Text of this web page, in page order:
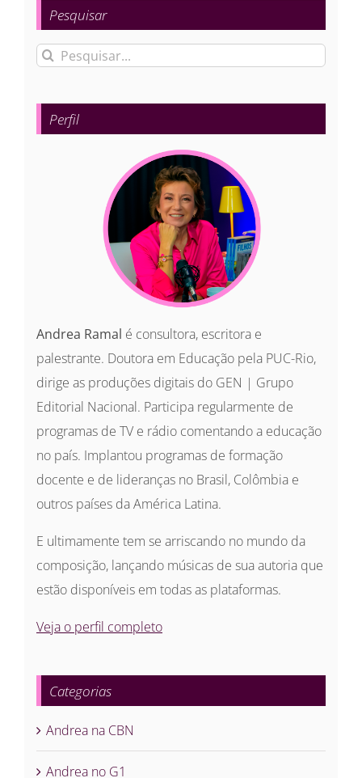
Pesquisar
Buscar
para:
Perfil
Andrea Ramal é consultora, escritora e
palestrante. Doutora em Educação pela PUC-Rio,
dirige as produções digitais do GEN | Grupo
Editorial Nacional. Participa regularmente de
programas de TV e rádio comentando a educação
no país. Implantou programas de formação
docente e de lideranças no Brasil, Colômbia e
outros países da América Latina.
E ultimamente tem se arriscando no mundo da
composição, lançando músicas de sua autoria que
estão disponíveis em todas as plataformas.
Veja o perfil completo
Categorias
Andrea na CBN
Andrea no G1